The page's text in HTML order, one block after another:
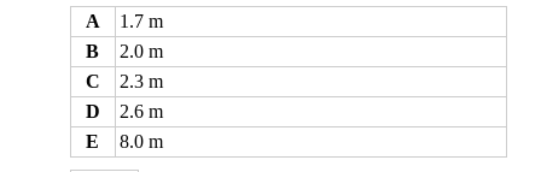
A
1.7 m
B
2.0 m
C
2.3 m
D
2.6 m
E
8.0 m